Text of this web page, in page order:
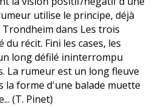
utilise le principe, déjà
dans Les trois
récit. Fini les cases, les
long défilé ininterrompu
La rumeur est un long fleuve
la forme d'une balade muette
(T. Pinet)